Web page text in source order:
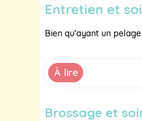
Entretien et
Bien qu’ayant un
À lire
Brossage et